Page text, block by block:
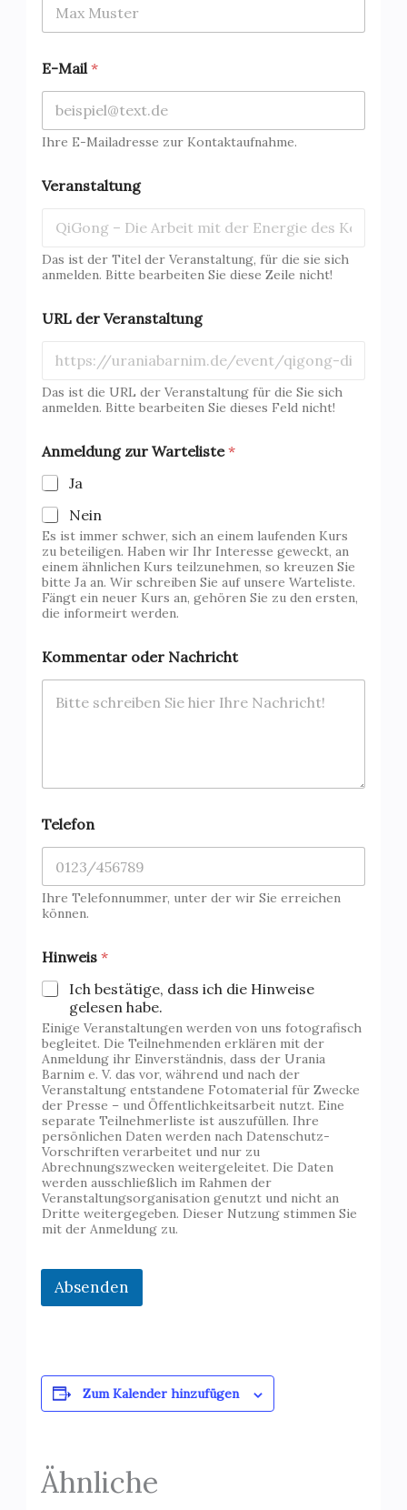
E-Mail *
Ihre E-Mailadresse zur Kontaktaufnahme.
o
m
e
a
c
m
e
n
e
d
u
n
g
Veranstaltung
Das ist der Titel der Veranstaltung, für die sie sich
anmelden. Bitte bearbeiten Sie diese Zeile nicht!
URL der Veranstaltung
Das ist die URL der Veranstaltung für die Sie sich
anmelden. Bitte bearbeiten Sie dieses Feld nicht!
Anmeldung zur Warteliste*
Ja
Nein
Es ist immer schwer, sich an einem laufenden Kurs
zu beteiligen. Haben wir Ihr Interesse geweckt, an
einem ähnlichen Kurs teilzunehmen, so kreuzen Sie
bitte Ja an. Wir schreiben Sie auf unsere Warteliste.
Fängt ein neuer Kurs an, gehören Sie zu den ersten,
die informeirt werden.
Kommentar oder Nachricht
Telefon
Ihre Telefonnummer, unter der wir Sie erreichen
können.
Hinweis *
Ich bestätige, dass ich die Hinweise
gelesen habe.
Einige Veranstaltungen werden von uns fotografisch
begleitet. Die Teilnehmenden erklären mit der
Anmeldung ihr Einverständnis, dass der Urania
Barnim e. V. das vor, während und nach der
Veranstaltung entstandene Fotomaterial für Zwecke
der Presse – und Öffentlichkeitsarbeit nutzt. Eine
separate Teilnehmerliste ist auszufüllen. Ihre
persönlichen Daten werden nach Datenschutz-
Vorschriften verarbeitet und nur zu
Abrechnungszwecken weitergeleitet. Die Daten
werden ausschließlich im Rahmen der
Veranstaltungsorganisation genutzt und nicht an
Dritte weitergegeben. Dieser Nutzung stimmen Sie
mit der Anmeldung zu.
Absenden
Zum Kalender hinzufügen
Ähnliche